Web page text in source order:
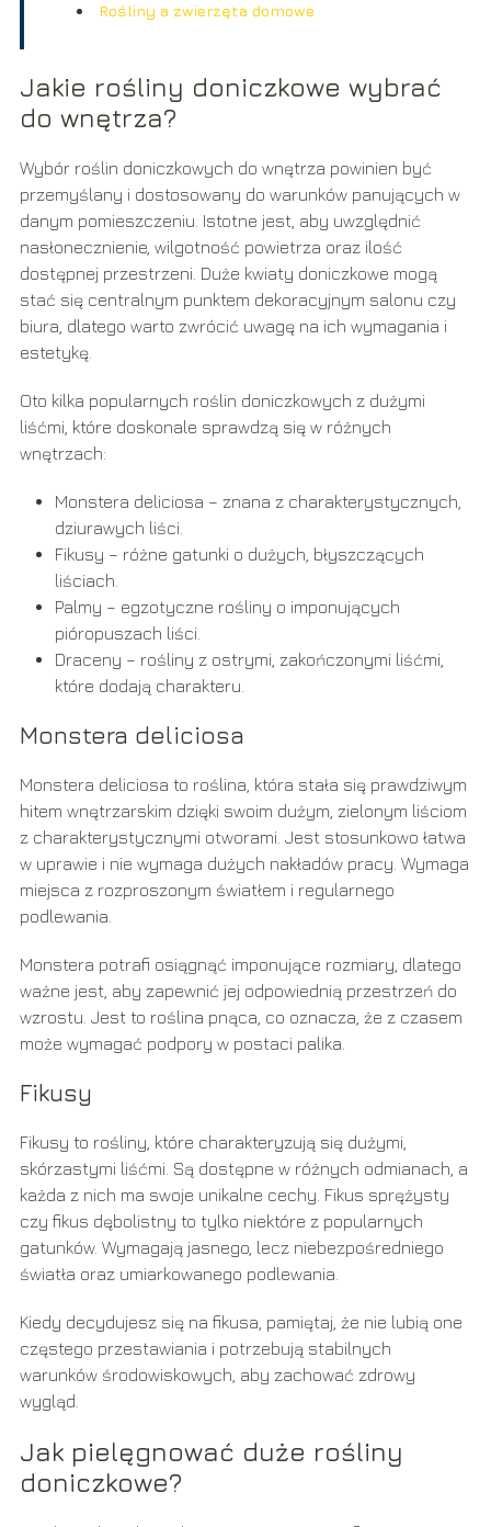
Rośliny a zwierzęta domowe
Jakie rośliny doniczkowe wybrać
do wnętrza?
Wybór roślin doniczkowych do wnętrza powinien być
przemyślany i dostosowany do warunków panujących w
danym pomieszczeniu. Istotne jest, aby uwzględnić
nasłonecznienie, wilgotność powietrza oraz ilość
dostępnej przestrzeni. Duże kwiaty doniczkowe mogą
stać się centralnym punktem dekoracyjnym salonu czy
biura, dlatego warto zwrócić uwagę na ich wymagania i
estetykę.
Oto kilka popularnych roślin doniczkowych z dużymi
liśćmi, które doskonale sprawdzą się w różnych
wnętrzach:
Monstera deliciosa – znana z charakterystycznych,
dziurawych liści.
Fikusy – różne gatunki o dużych, błyszczących
liściach.
Palmy – egzotyczne rośliny o imponujących
pióropuszach liści.
Draceny – rośliny z ostrymi, zakończonymi liśćmi,
które dodają charakteru.
Monstera deliciosa
Monstera deliciosa to roślina, która stała się prawdziwym
hitem wnętrzarskim dzięki swoim dużym, zielonym liściom
z charakterystycznymi otworami. Jest stosunkowo łatwa
w uprawie i nie wymaga dużych nakładów pracy. Wymaga
miejsca z rozproszonym światłem i regularnego
podlewania.
Monstera potrafi osiągnąć imponujące rozmiary, dlatego
ważne jest, aby zapewnić jej odpowiednią przestrzeń do
wzrostu. Jest to roślina pnąca, co oznacza, że z czasem
może wymagać podpory w postaci palika.
Fikusy
Fikusy to rośliny, które charakteryzują się dużymi,
skórzastymi liśćmi. Są dostępne w różnych odmianach, a
każda z nich ma swoje unikalne cechy. Fikus sprężysty
czy fikus dębolistny to tylko niektóre z popularnych
gatunków. Wymagają jasnego, lecz niebezpośredniego
światła oraz umiarkowanego podlewania.
Kiedy decydujesz się na fikusa, pamiętaj, że nie lubią one
częstego przestawiania i potrzebują stabilnych
warunków środowiskowych, aby zachować zdrowy
wygląd.
Jak pielęgnować duże rośliny
doniczkowe?